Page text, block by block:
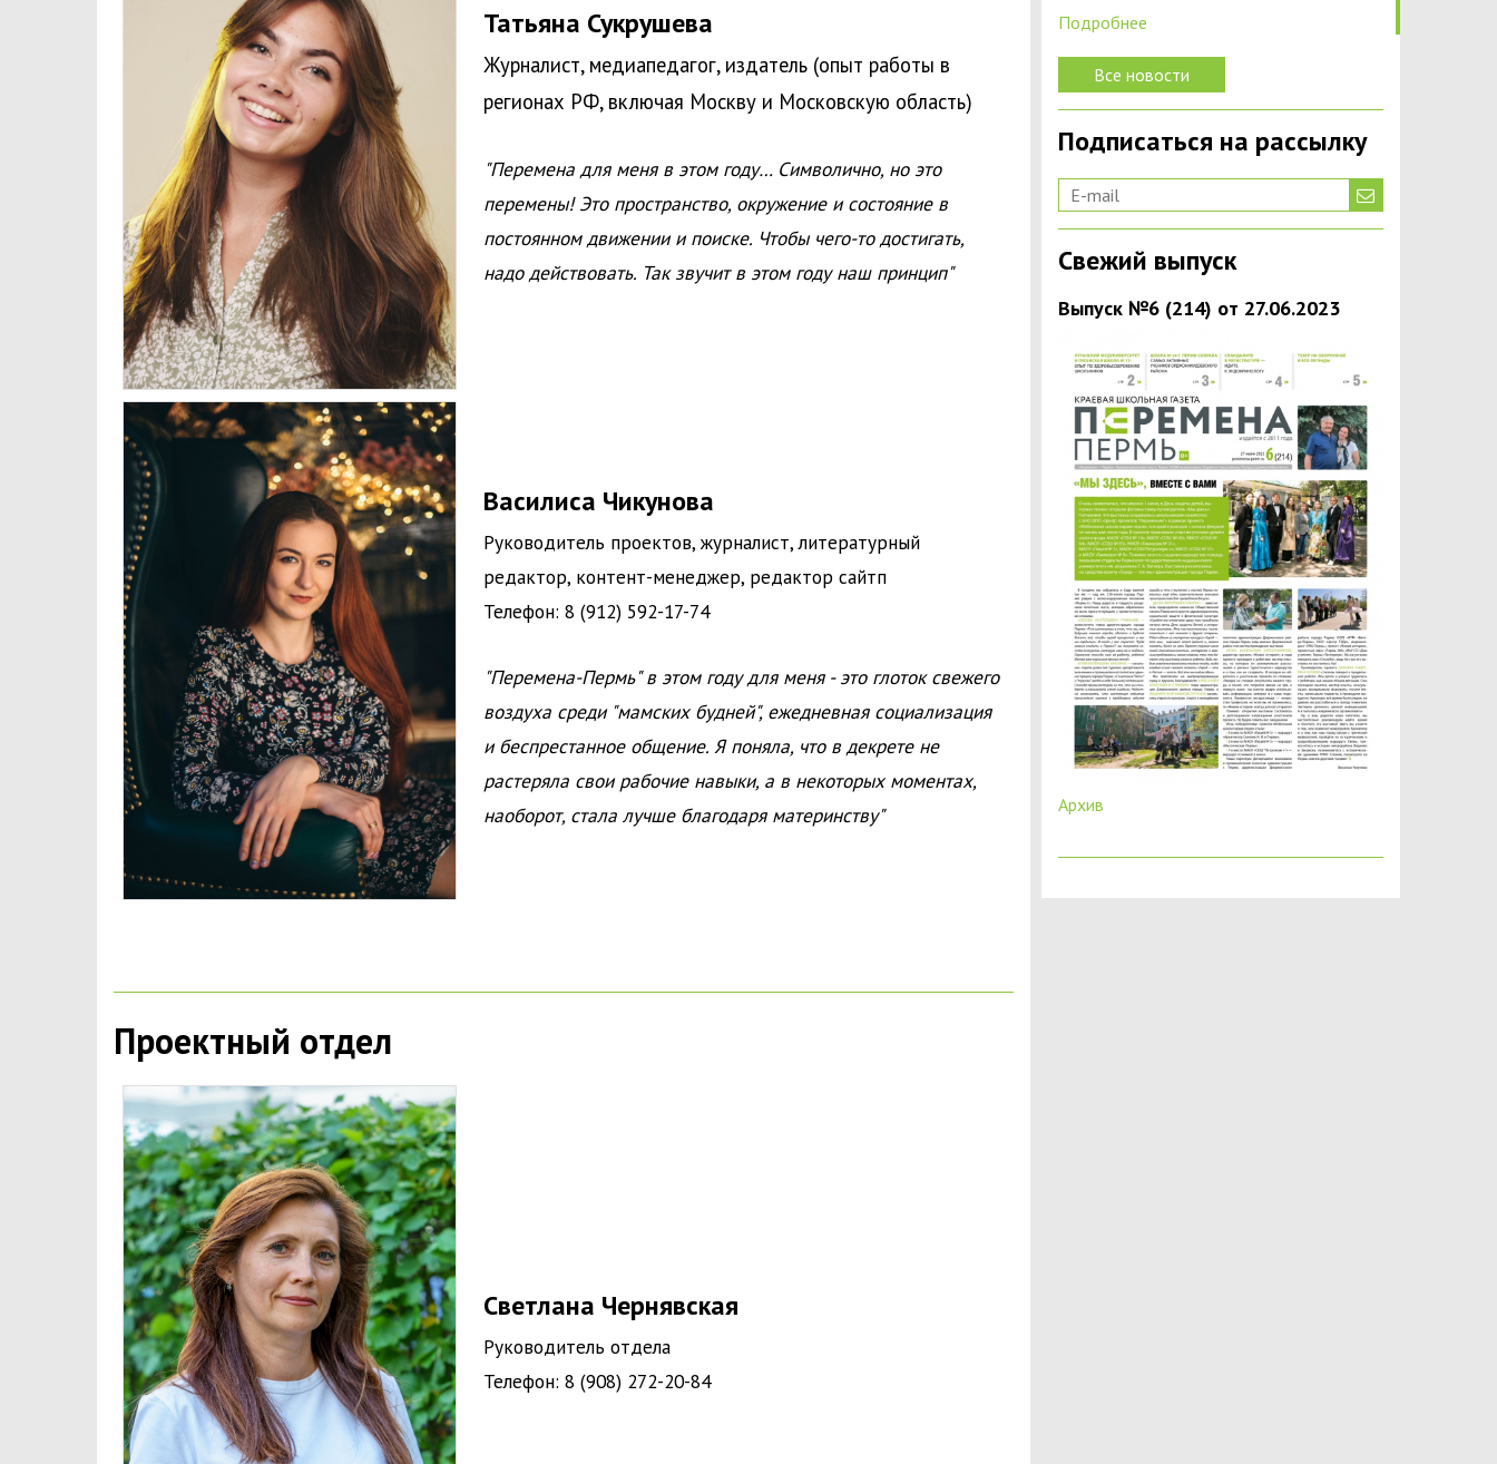
Татьяна Сукрушева
Журналист, медиапедагог, издатель (опыт работы в
регионах РФ, включая Москву и Московскую область)
"Перемена для меня в этом году… Символично, но это
перемены! Это пространство, окружение и состояние в
постоянном движении и поиске. Чтобы чего-то достигать,
надо действовать. Так звучит в этом году наш принцип"
Василиса Чикунова
Руководитель проектов, журналист, литературный
редактор, контент-менеджер, редактор сайтп
Телефон: 8 (912) 592-17-74
"Перемена-Пермь" в этом году для меня - это глоток свежего
воздуха среди "мамских будней", ежедневная социализация
и беспрестанное общение. Я поняла, что в декрете не
растеряла свои рабочие навыки, а в некоторых моментах,
наоборот, стала лучше благодаря материнству"
Проектный отдел
Светлана Чернявская
Руководитель отдела
Телефон: 8 (908) 272-20-84
Подробнее
Все новости
Подписаться на рассылку
Свежий выпуск
Выпуск №6 (214) от 27.06.2023
Архив